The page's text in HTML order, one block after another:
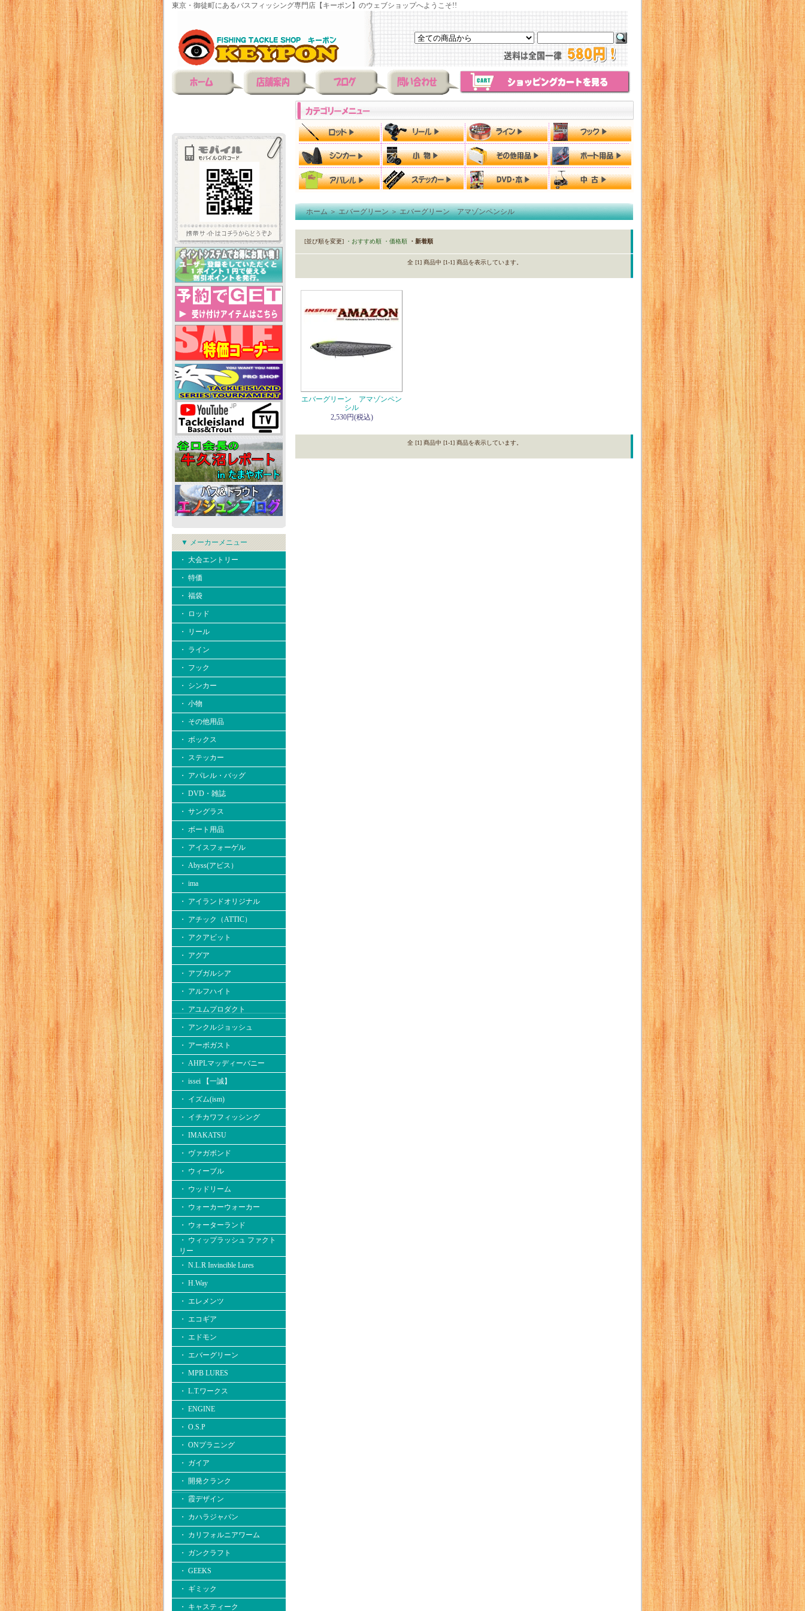
東京・御徒町にあるバスフィッシング専門店【キーポン】のウェブショップへようこそ!!
▼ メーカーメニュー
・ 大会エントリー
・ 特価
・ 福袋
・ ロッド
・ リール
・ ライン
・ フック
・ シンカー
・ 小物
・ その他用品
・ ボックス
・ ステッカー
・ アパレル・バッグ
・ DVD・雑誌
・ サングラス
・ ボート用品
・ アイスフォーゲル
・ Abyss(アビス）
・ ima
・ アイランドオリジナル
・ アチック（ATTIC）
・ アクアビット
・ アグア
・ アブガルシア
・ アルフハイト
・ アユムプロダクト
・ アンクルジョッシュ
・ アーボガスト
・ AHPLマッディーバニー
・ issei 【一誠】
・ イズム(ism)
・ イチカワフィッシング
・ IMAKATSU
・ ヴァガボンド
・ ウィーブル
・ ウッドリーム
・ ウォーカーウォーカー
・ ウォーターランド
・ ウィップラッシュ ファクト
リー
・ N.L.R Invincible Lures
・ H.Way
・ エレメンツ
・ エコギア
・ エドモン
・ エバーグリーン
・ MPB LURES
・ L.T.ワークス
・ ENGINE
・ O.S.P
・ ONプラニング
・ ガイア
・ 開発クランク
・ 霞デザイン
・ カハラジャパン
・ カリフォルニアワーム
・ ガンクラフト
・ GEEKS
・ ギミック
・ キャスティーク
ホーム＞エバーグリーン＞エバーグリーン アマゾンペンシル
[並び順を変更] ・おすすめ順 ・価格順 ・新着順
全 [1] 商品中 [1-1] 商品を表示しています。
エバーグリーン アマゾンペン
シル
2,530円(税込)
全 [1] 商品中 [1-1] 商品を表示しています。